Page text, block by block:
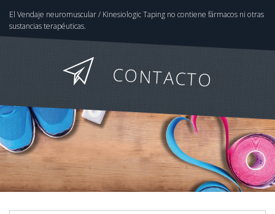
El Vendaje neuromuscular / Kinesiologic Taping no contiene fármacos ni otras
sustancias terapéuticas.
CONTACTO